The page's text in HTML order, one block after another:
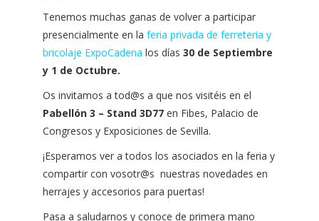
Tenemos muchas ganas de volver a participar
presencialmente en la feria privada de ferreteria y
bricolaje ExpoCadena los días 30 de Septiembre
y 1 de Octubre.
Os invitamos a tod@s a que nos visitéis en el
Pabellón 3 – Stand 3D77 en Fibes, Palacio de
Congresos y Exposiciones de Sevilla.
¡Esperamos ver a todos los asociados en la feria y
compartir con vosotr@s nuestras novedades en
herrajes y accesorios para puertas!
Pasa a saludarnos y conoce de primera mano